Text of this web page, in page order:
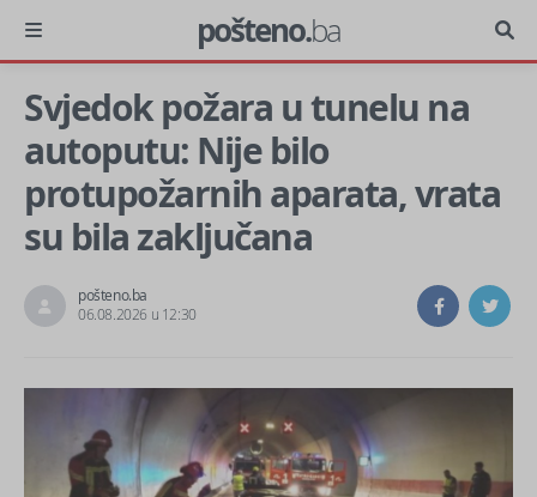
pošteno.ba
Svjedok požara u tunelu na
autoputu: Nije bilo
protupožarnih aparata, vrata
su bila zaključana
pošteno.ba
06.08.2026 u 12:30